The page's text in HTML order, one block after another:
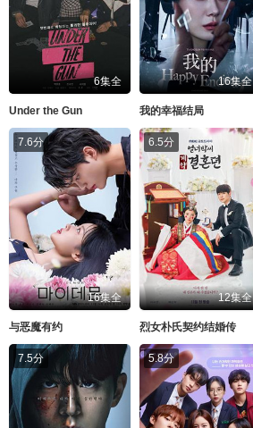
6集全
Under the Gun
16集全
我的幸福结局
7.6分
16集全
与恶魔有约
6.5分
12集全
烈女朴氏契约结婚传
7.5分 5.8分